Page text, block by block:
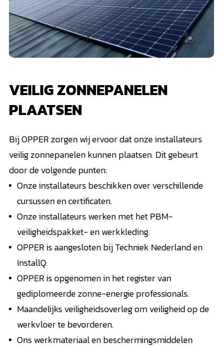
VEILIG ZONNEPANELEN
PLAATSEN
Bij OPPER zorgen wij ervoor dat onze installateurs
veilig zonnepanelen kunnen plaatsen. Dit gebeurt
door de volgende punten:
Onze installateurs beschikken over verschillende
cursussen en certificaten.
Onze installateurs werken met het PBM-
veiligheidspakket- en werkkleding.
OPPER is aangesloten bij Techniek Nederland en
InstallQ.
OPPER is opgenomen in het register van
gediplomeerde zonne-energie professionals.
Maandelijks veiligheidsoverleg om veiligheid op de
werkvloer te bevorderen.
Ons werkmateriaal en beschermingsmiddelen